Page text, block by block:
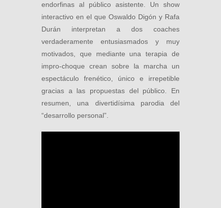
endorfinas al público asistente. Un show
interactivo en el que Oswaldo Digón y Rafa
Durán interpretan a dos coaches
verdaderamente entusiasmados y muy
motivados, que mediante una terapia de
impro-choque crean sobre la marcha un
espectáculo frenético, único e irrepetible
gracias a las propuestas del público. En
resumen, una divertidísima parodia del
“desarrollo personal”.